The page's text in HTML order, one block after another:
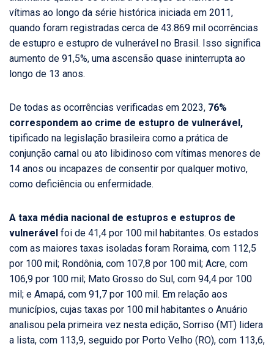
vítimas ao longo da série histórica iniciada em 2011,
quando foram registradas cerca de 43.869 mil ocorrências
de estupro e estupro de vulnerável no Brasil. Isso significa
aumento de 91,5%, uma ascensão quase ininterrupta ao
longo de 13 anos.
De todas as ocorrências verificadas em 2023, 76%
correspondem ao crime de estupro de vulnerável,
tipificado na legislação brasileira como a prática de
conjunção carnal ou ato libidinoso com vítimas menores de
14 anos ou incapazes de consentir por qualquer motivo,
como deficiência ou enfermidade.
A taxa média nacional de estupros e estupros de
vulnerável foi de 41,4 por 100 mil habitantes. Os estados
com as maiores taxas isoladas foram Roraima, com 112,5
por 100 mil; Rondônia, com 107,8 por 100 mil; Acre, com
106,9 por 100 mil; Mato Grosso do Sul, com 94,4 por 100
mil; e Amapá, com 91,7 por 100 mil. Em relação aos
municípios, cujas taxas por 100 mil habitantes o Anuário
analisou pela primeira vez nesta edição, Sorriso (MT) lidera
a lista, com 113,9, seguido por Porto Velho (RO), com 113,6,